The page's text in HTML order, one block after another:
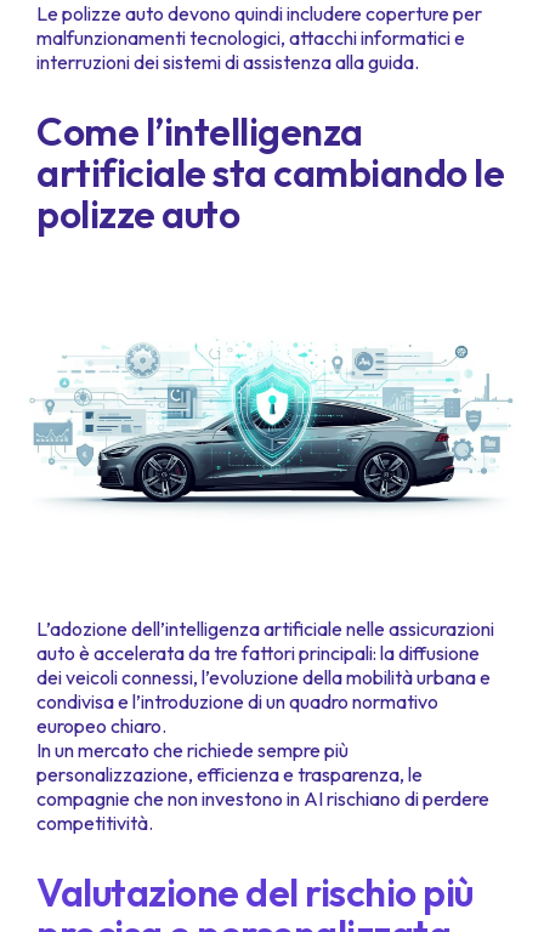
Le polizze auto devono quindi includere coperture per
malfunzionamenti tecnologici, attacchi informatici e
interruzioni dei sistemi di assistenza alla guida.
Come l’intelligenza
artificiale sta cambiando le
polizze auto
L’adozione dell’intelligenza artificiale nelle assicurazioni
auto è accelerata da tre fattori principali: la diffusione
dei veicoli connessi, l’evoluzione della mobilità urbana e
condivisa e l’introduzione di un quadro normativo
europeo chiaro.
In un mercato che richiede sempre più
personalizzazione, efficienza e trasparenza, le
compagnie che non investono in AI rischiano di perdere
competitività.
Valutazione del rischio più